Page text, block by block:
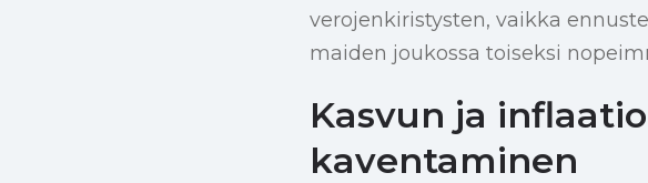
verojenkiristysten, vaikka
maiden joukossa toiseksi
Kasvun ja
kaventaminen